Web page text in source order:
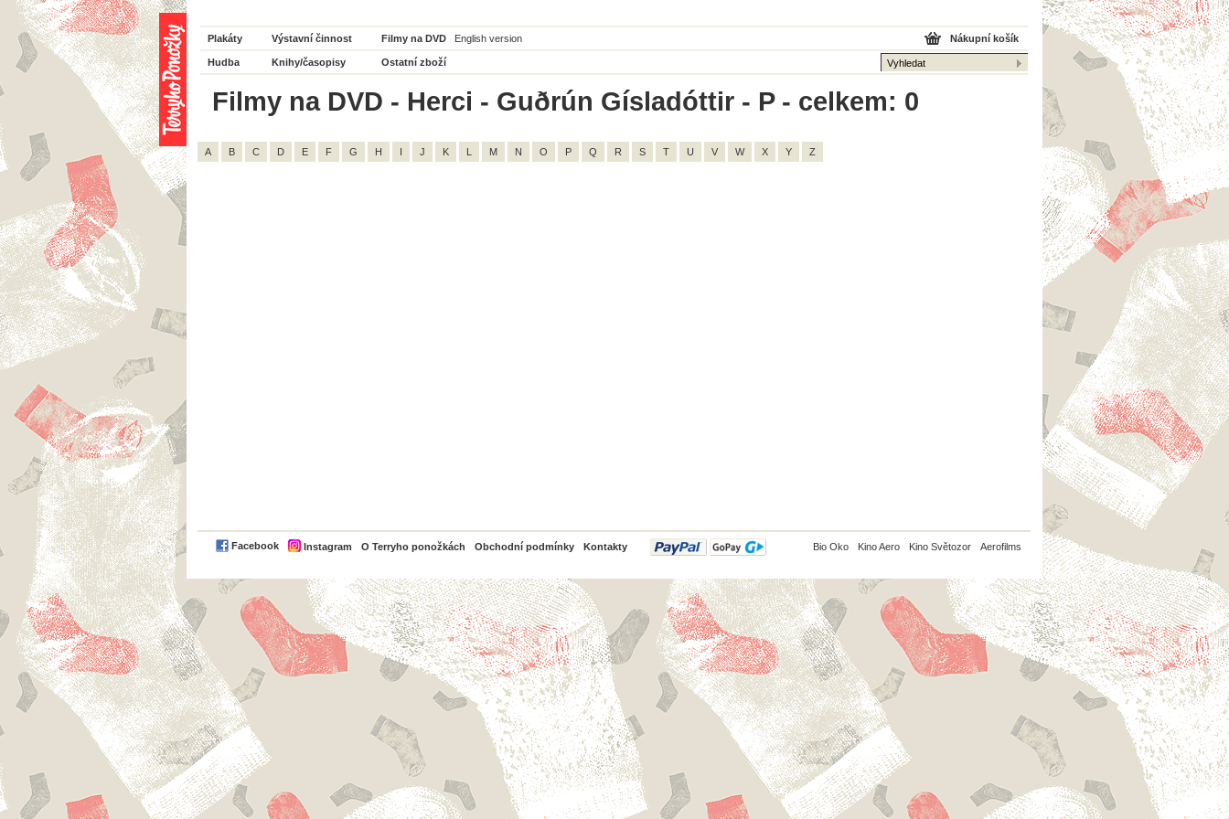
Plakáty Výstavní činnost Filmy na DVD English version
Hudba Knihy/časopisy Ostatní zboží
Nákupní košík
Filmy na DVD - Herci - Guðrún Gísladóttir - P - celkem: 0
A B C D E F G H I J K L M N O P Q R S T U V W X Y Z
Facebook Instagram O Terryho ponožkách Obchodní podmínky Kontakty
PayPal Bio Oko Kino Aero Kino Světozor Aerofilms